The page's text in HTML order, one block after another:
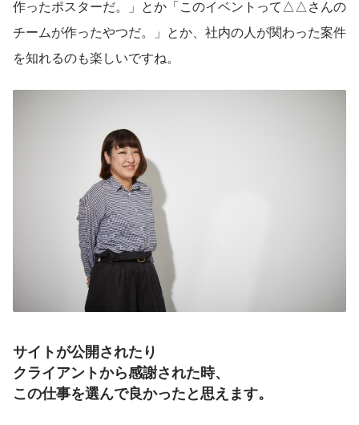
作ったポスターだ。」とか「このイベントって△△さんの
チームが作ったやつだ。」とか、社内の人が関わった案件
を知れるのも楽しいですね。
サイトが公開されたり
クライアントから感謝された時、
この仕事を選んで良かったと思えます。